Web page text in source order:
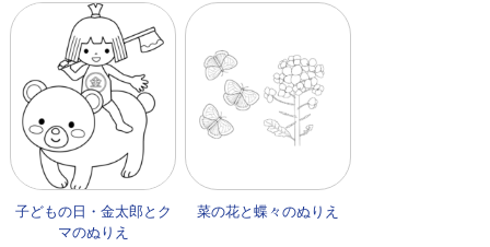
子どもの日・金太郎とク
マのぬりえ
菜の花と蝶々のぬりえ